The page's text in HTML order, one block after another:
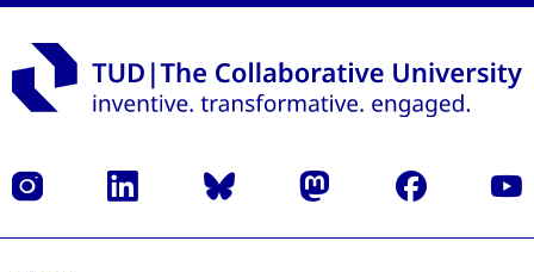
Instagram LinkedIn Bluesky Mastodon Facebook